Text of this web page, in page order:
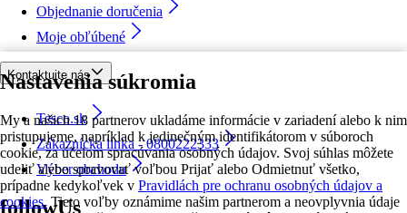
Nastavenia súkromia
My a našich 18 partnerov ukladáme informácie v zariadení alebo k nim
pristupujeme, napríklad k jedinečným identifikátorom v súboroch
cookie, za účelom spracúvania osobných údajov. Svoj súhlas môžete
udeliť alebo spravovať voľbou Prijať alebo Odmietnuť všetko,
prípadne kedykoľvek v Pravidlách pre ochranu osobných údajov a
cookies. Tieto voľby oznámime našim partnerom a neovplyvnia údaje
Objednanie doručenia
Moje obľúbené
Kontaktujte nás
Tesco.sk
Zákaznícka linka - 0800222333
Výber obchodu
followUs